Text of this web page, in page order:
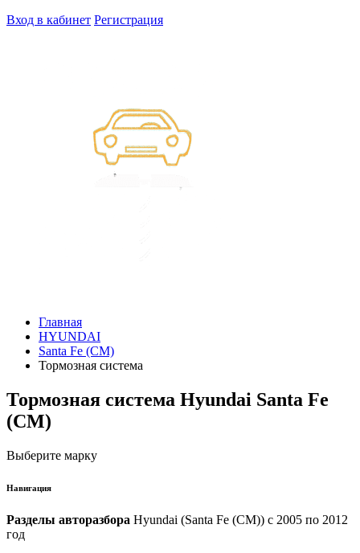
Вход в кабинет Регистрация
Главная
HYUNDAI
Santa Fe (CM)
Тормозная система
Тормозная система Hyundai Santa Fe
(CM)
Выберите марку
Навигация
Разделы авторазбора Hyundai (Santa Fe (CM)) с 2005 по 2012
год